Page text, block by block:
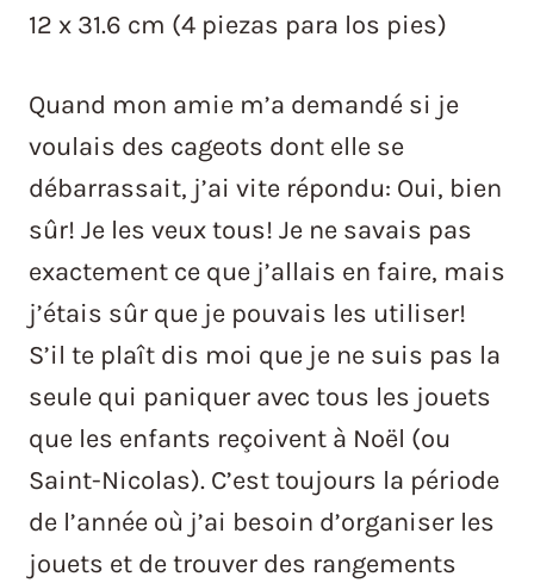
12 x 31.6 cm (4 piezas para los pies)
Quand mon amie m’a demandé si je
voulais des cageots dont elle se
débarrassait, j’ai vite répondu: Oui, bien
sûr! Je les veux tous! Je ne savais pas
exactement ce que j’allais en faire, mais
j’étais sûr que je pouvais les utiliser!
S’il te plaît dis moi que je ne suis pas la
seule qui paniquer avec tous les jouets
que les enfants reçoivent à Noël (ou
Saint-Nicolas). C’est toujours la période
de l’année où j’ai besoin d’organiser les
jouets et de trouver des rangements